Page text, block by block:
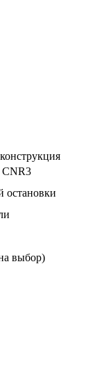
остановки
выбор)